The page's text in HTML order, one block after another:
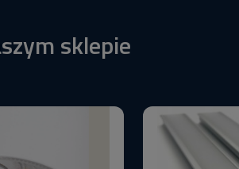
sklepie